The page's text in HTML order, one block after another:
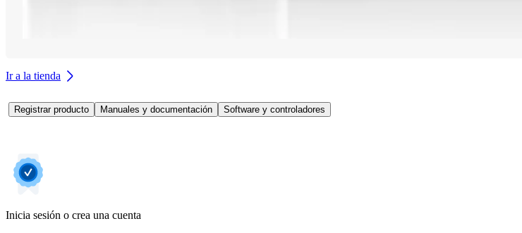
Ir a la tienda
Registrar producto Manuales y documentación Software y controladores
Inicia sesión o crea una cuenta